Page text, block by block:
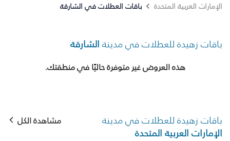
الإمارات العربية المتحدة
باقات العطلات في الشارقة
باقات زهيدة للعطلات في مدينة الشارقة
هذه العروض غير متوفرة حاليًا في منطقتك.
باقات زهيدة للعطلات في مدينة
الإمارات العربية المتحدة
مشاهدة الكل